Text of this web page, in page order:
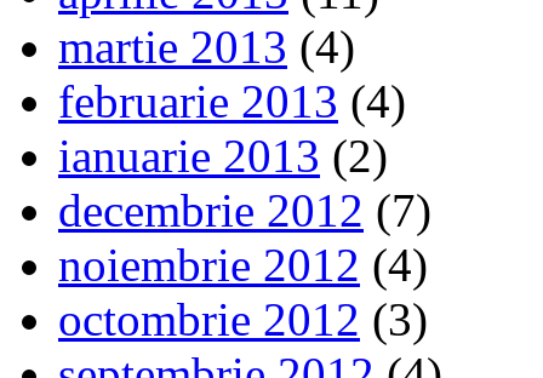
martie 2013 (4)
februarie 2013 (4)
ianuarie 2013 (2)
decembrie 2012 (7)
noiembrie 2012 (4)
octombrie 2012 (3)